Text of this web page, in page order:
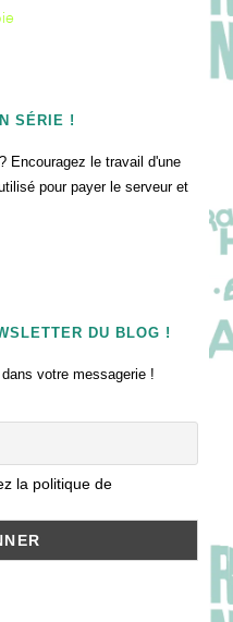
SÉRIE !
Encouragez le travail d'une
pour payer le serveur et
DU BLOG !
votre messagerie !
la politique de